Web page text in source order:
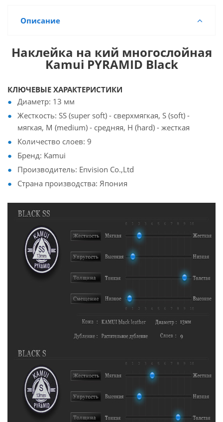
Описание
Наклейка на кий многослойная
Kamui PYRAMID Black
КЛЮЧЕВЫЕ ХАРАКТЕРИСТИКИ
Диаметр: 13 мм
Жесткость: SS (super soft) - сверхмягкая, S (soft) -
мягкая, M (medium) - средняя, H (hard) - жесткая
Количество слоев: 9
Бренд: Kamui
Производитель: Envision Co.,Ltd
Страна производства: Япония